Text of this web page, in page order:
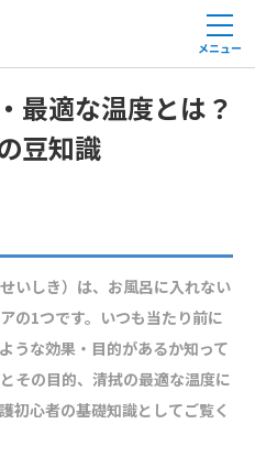
メニュー
最適な温度とは？
豆知識
いしき）は、お風呂に入れない
の1つです。いつも当たり前に
うな効果・目的があるか知って
その目的、清拭の最適な温度に
初心者の基礎知識としてご覧く